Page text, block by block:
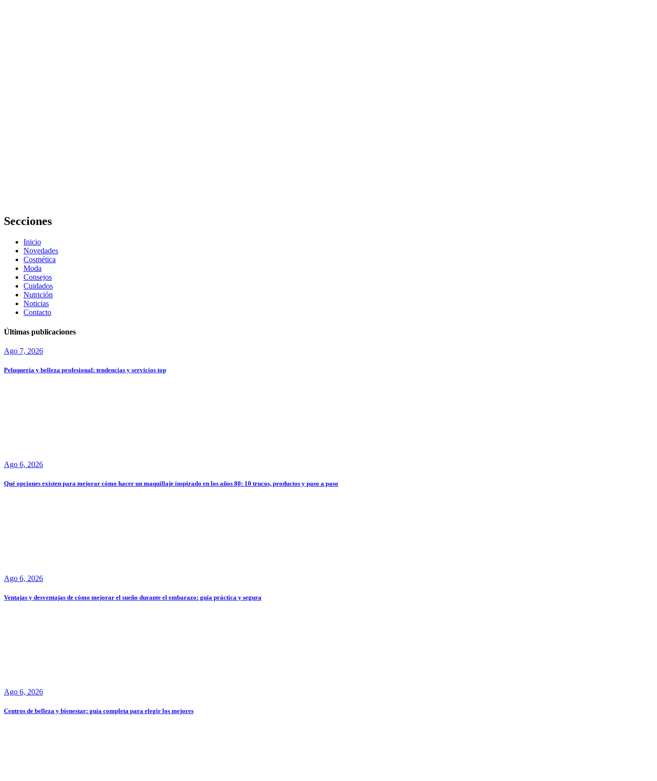
Secciones
Inicio
Novedades
Cosmética
Moda
Consejos
Cuidados
Nutrición
Noticias
Contacto
Últimas publicaciones
Ago 7, 2026
Peluqueria y belleza profesional: tendencias y servicios top
Ago 6, 2026
Qué opciones existen para mejorar cómo hacer un maquillaje inspirado en los años 80: 10 trucos, productos y paso a paso
Ago 6, 2026
Ventajas y desventajas de cómo mejorar el sueño durante el embarazo: guía práctica y segura
Ago 6, 2026
Centros de belleza y bienestar: guía completa para elegir los mejores